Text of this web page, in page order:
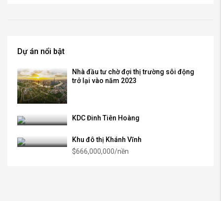
Dự án nổi bật
Nhà đầu tư chờ đợi thị trường sôi động
trở lại vào năm 2023
KDC Đinh Tiên Hoàng
Khu đô thị Khánh Vĩnh
$666,000,000/nền